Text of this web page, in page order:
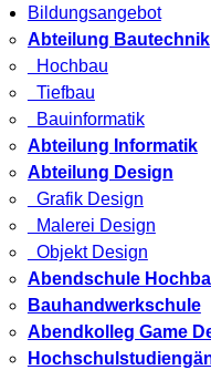
Bildungsangebot
Abteilung Bautechnik
Hochbau
Tiefbau
Bauinformatik
Abteilung Informatik
Abteilung Design
Grafik Design
Malerei Design
Objekt Design
Abendschule
Bauhandwerkschule
Abendkolleg Game